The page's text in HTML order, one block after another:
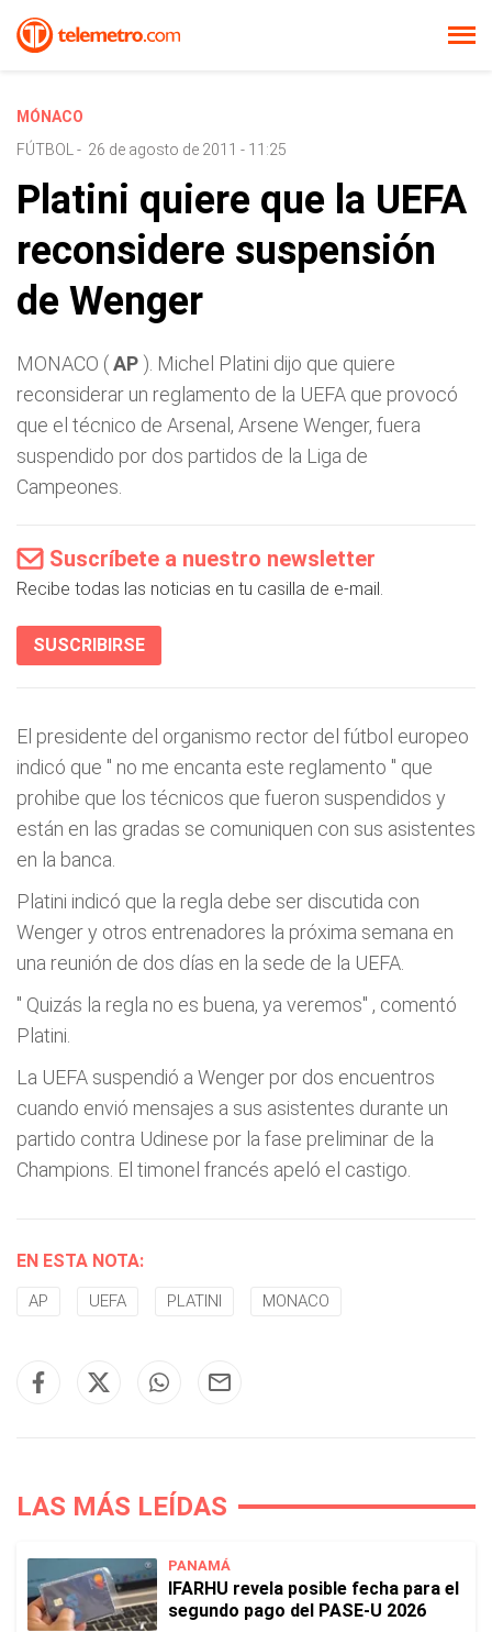
MÓNACO
FÚTBOL
- 26 de agosto de 2011 - 11:25
Platini quiere que la UEFA
reconsidere suspensión
de Wenger
MONACO (AP ). Michel Platini dijo que quiere
reconsiderar un reglamento de la UEFA que provocó
que el técnico de Arsenal, Arsene Wenger, fuera
suspendido por dos partidos de la Liga de
Campeones.
Suscríbete a nuestro newsletter
Recibe todas las noticias en tu casilla de e-mail.
SUSCRIBIRSE
El presidente del organismo rector del fútbol europeo
indicó que " no me encanta este reglamento " que
prohibe que los técnicos que fueron suspendidos y
están en las gradas se comuniquen con sus asistentes
en la banca.
Platini indicó que la regla debe ser discutida con
Wenger y otros entrenadores la próxima semana en
una reunión de dos días en la sede de la UEFA.
" Quizás la regla no es buena, ya veremos" , comentó
Platini.
La UEFA suspendió a Wenger por dos encuentros
cuando envió mensajes a sus asistentes durante un
partido contra Udinese por la fase preliminar de la
Champions. El timonel francés apeló el castigo.
EN ESTA NOTA:
AP UEFA PLATINI MONACO
LAS MÁS LEÍDAS
PANAMÁ
IFARHU revela posible fecha para el
segundo pago del PASE-U 2026